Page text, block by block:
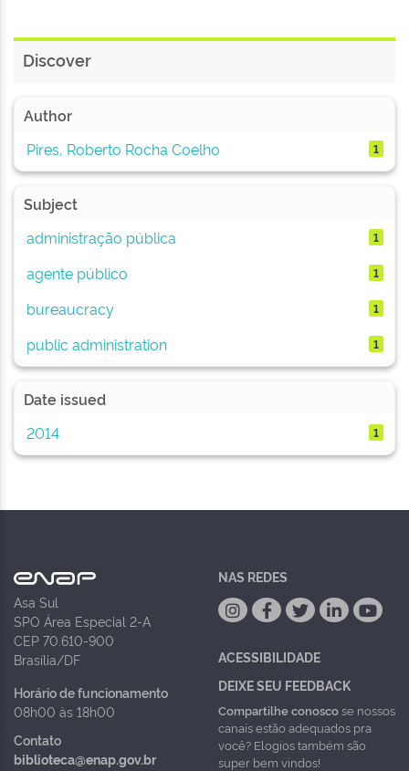
Discover
Author
Pires, Roberto Rocha Coelho
1
Subject
administração pública
1
agente público 1
bureaucracy 1
public administration 1
Date issued
2014
1
Asa Sul
SPO Área Especial 2-A
CEP 70.610-900
Brasília/DF
Horário de funcionamento
08h00 às 18h00
Contato
biblioteca@enap.gov.br
NAS REDES
ACESSIBILIDADE
DEIXE SEU FEEDBACK
Compartilhe conoscose nossos
canais estão adequados pra
você? Elogios também são
super bem vindos!